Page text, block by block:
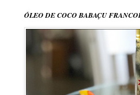
ÓLEO DE COCO BABAÇU